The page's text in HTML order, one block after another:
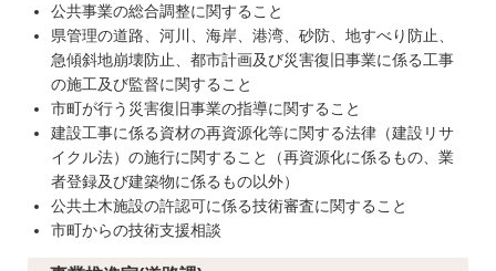
公共事業の総合調整に関すること
県管理の道路、河川、海岸、港湾、砂防、地すべり防止、
急傾斜地崩壊防止、都市計画及び災害復旧事業に係る工事
の施工及び監督に関すること
市町が行う災害復旧事業の指導に関すること
建設工事に係る資材の再資源化等に関する法律（建設リサ
イクル法）の施行に関すること（再資源化に係るもの、業
者登録及び建築物に係るもの以外）
公共土木施設の許認可に係る技術審査に関すること
市町からの技術支援相談